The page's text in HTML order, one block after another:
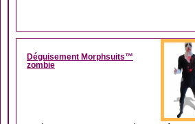
Déguisement Morphsuits™
zombie